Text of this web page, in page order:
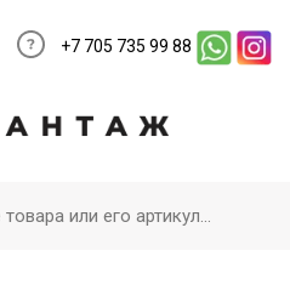
+7 705 735 99 88